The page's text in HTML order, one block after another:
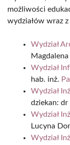
możliwości
wydziałów wraz
Wydział
Wydział
hab. inż.
Wydział
dziekan: dr
Wydział
Lucyna
Wydział